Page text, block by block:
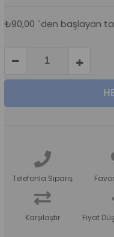
₺90,00 `den başlayan
Telefonla Sipariş
Karşılaştır Fiyat